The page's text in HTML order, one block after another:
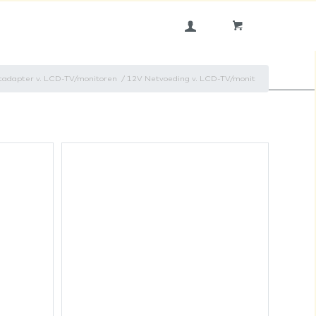
v. LCD-TV/monitoren / 12V Netvoeding v. LCD-TV/monit